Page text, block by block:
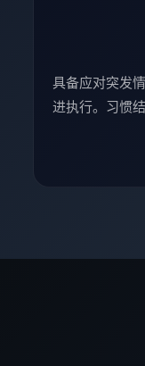
具备应对突发
进执行。习惯